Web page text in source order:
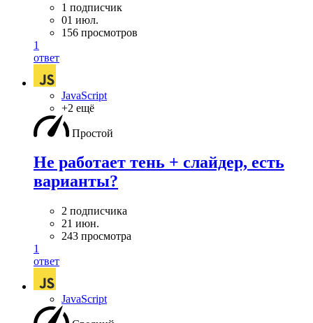
1 подписчик
01 июл.
156 просмотров
1
ответ
JavaScript
+2 ещё
Простой
Не работает тень + слайдер, есть
варианты?
2 подписчика
21 июн.
243 просмотра
1
ответ
JavaScript